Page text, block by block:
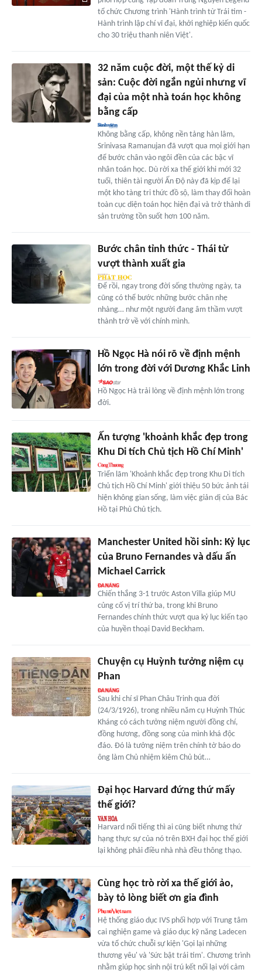
tổ chức Chương trình 'Hành trình từ Trái tim -
Hành trình lập chí vĩ đại, khởi nghiệp kiến quốc
cho 30 triệu thanh niên Việt'.
32 năm cuộc đời, một thế kỷ di
sản: Cuộc đời ngắn ngủi nhưng vĩ
đại của một nhà toán học không
bằng cấp
Không bằng cấp, không nền tảng hàn lâm,
Srinivasa Ramanujan đã vượt qua mọi giới hạn
để bước chân vào ngôi đền của các bậc vĩ
nhân toán học. Dù rời xa thế giới khi mới 32
tuổi, thiên tài người Ấn Độ này đã kịp để lại
một kho tàng tri thức đồ sộ, làm thay đổi hoàn
toàn cục diện toán học hiện đại và trở thành di
sản trường tồn suốt hơn 100 năm.
Bước chân tỉnh thức - Thái tử
vượt thành xuất gia
Để rồi, ngay trong đời sống thường ngày, ta
cũng có thể bước những bước chân nhẹ
nhàng… như một người đang âm thầm vượt
thành trở về với chính mình.
Hồ Ngọc Hà nói rõ về định mệnh
lớn trong đời với Dương Khắc Linh
Hồ Ngọc Hà trải lòng về định mệnh lớn trong
đời.
Ấn tượng 'khoảnh khắc đẹp trong
Khu Di tích Chủ tịch Hồ Chí Minh'
Triển lãm 'Khoảnh khắc đẹp trong Khu Di tích
Chủ tịch Hồ Chí Minh' giới thiệu 50 bức ảnh tái
hiện không gian sống, làm việc giản dị của Bác
Hồ tại Phủ Chủ tịch.
Manchester United hồi sinh: Kỷ lục
của Bruno Fernandes và dấu ấn
Michael Carrick
Chiến thắng 3-1 trước Aston Villa giúp MU
củng cố vị trí thứ ba, trong khi Bruno
Fernandes chính thức vượt qua kỷ lục kiến tạo
của huyền thoại David Beckham.
Chuyện cụ Huỳnh tưởng niệm cụ
Phan
Sau khi chí sĩ Phan Châu Trinh qua đời
(24/3/1926), trong nhiều năm cụ Huỳnh Thúc
Kháng có cách tưởng niệm người đồng chí,
đồng hương, đồng song của mình khá độc
đáo. Đó là tưởng niệm trên chính tờ báo do
ông làm Chủ nhiệm kiêm Chủ bút…
Đại học Harvard đứng thứ mấy
thế giới?
Harvard nổi tiếng thì ai cũng biết nhưng thứ
hạng thực sự của nó trên BXH đại học thế giới
lại không phải điều nhà nhà đều thông thạo.
Cùng học trò rời xa thế giới ảo,
bày tỏ lòng biết ơn gia đình
Hệ thống giáo dục IVS phối hợp với Trung tâm
cai nghiện game và giáo dục kỹ năng Ladecen
vừa tổ chức chuỗi sự kiện 'Gọi lại những
thương yêu' và 'Sức bật trái tim'. Chương trình
nhằm giúp học sinh nội trú kết nối lại với cảm